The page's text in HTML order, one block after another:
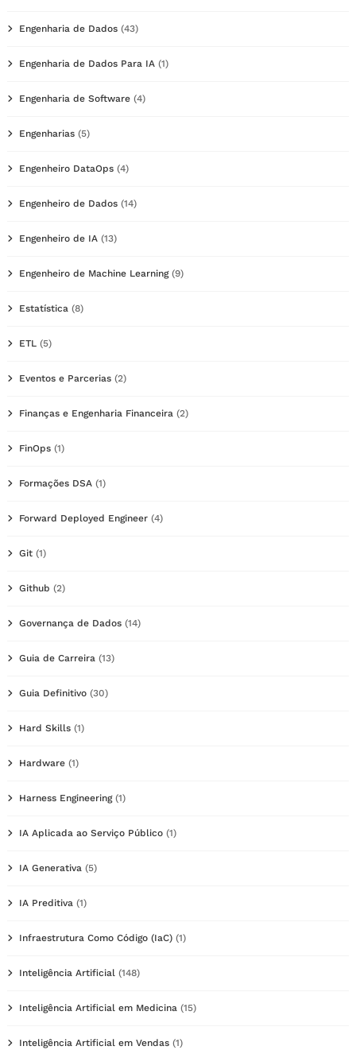
Engenharia de Dados (43)
Engenharia de Dados Para IA (1)
Engenharia de Software (4)
Engenharias (5)
Engenheiro DataOps (4)
Engenheiro de Dados (14)
Engenheiro de IA (13)
Engenheiro de Machine Learning(9)
Estatística (8)
ETL (5)
Eventos e Parcerias (2)
Finanças e Engenharia Financeira (2)
FinOps (1)
Formações DSA (1)
Forward Deployed Engineer (4)
Git (1)
Github (2)
Governança de Dados (14)
Guia de Carreira (13)
Guia Definitivo (30)
Hard Skills (1)
Hardware (1)
Harness Engineering(1)
IA Aplicada ao Serviço Público (1)
IA Generativa (5)
IA Preditiva (1)
Infraestrutura Como Código (IaC) (1)
Inteligência Artificial (148)
Inteligência Artificial em Medicina (15)
Inteligência Artificial em Vendas (1)